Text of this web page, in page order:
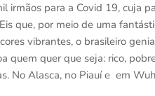
irmãos para a Covid 19, cuja
que, por meio de uma
vibrantes, o brasileiro
quer que seja: rico,
No Alasca, no Piauí e em